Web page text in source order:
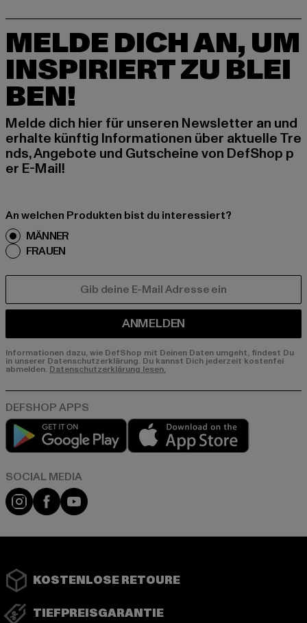
MELDE DICH AN, UM
INSPIRIERT ZU BLEI
BEN!
Melde dich hier für unseren Newsletter an und
erhalte künftig Informationen über aktuelle Tre
nds, Angebote und Gutscheine von DefShop p
er E-Mail!
An welchen Produkten bist du interessiert?
MÄNNER
FRAUEN
ANMELDEN
Informationen dazu, wie DefShop mit Deinen Daten umgeht, findest Du
in unserer Datenschutzerklärung. Du kannst Dich jederzeit kostenfei
abmelden. Datenschutzerklärung lesen.
Play market
Instagram
FacebookYouTube
KOSTENLOSE RETOURE
TIEFPREISGARANTIE